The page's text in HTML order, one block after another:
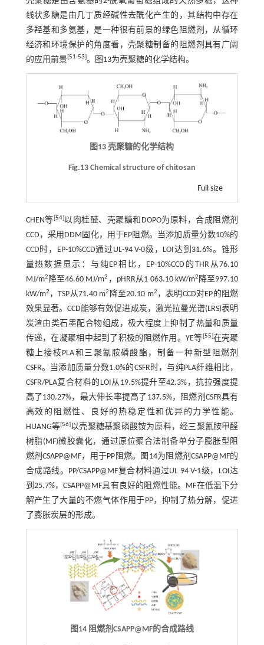
线状多糖是由几丁质经碱性去酰化产生的，其结构中存在
多羟基和多氨基，是一种很有前景的绿色阻燃剂，从循环
经济和环境保护的角度看，壳聚糖制备的阻燃剂具有广阔
的应用前景[ 51-53 。 图13为壳聚糖的化学结构。
图13 壳聚糖的化学结构
Fig.13 Chemical structure of chitosan
Full size
CHEN等[54]以肉桂醛、壳聚糖和DOPO为原料，合成阻燃剂
CCD，采用DDM固化，用于EP阻燃。当添加质量分数10%的
CCD时，EP-10%CCD通过UL-94 V-0级，LOI达到31.6%。锥形
量热数据显示：与纯EP相比，EP-10%CCD的THR从76.10
MJ/m2 降至46.60 MJ/m2 ，pHRR从1 063.10 kW/m2 降至997.10
kW/m2 ，TSP从71.40 m2 降至20.10 m2 ，表明CCD对EP的阻燃
效果显著。CCD能够有效促进成炭，激光拉曼光谱(LRS)表明
炭渣由类石墨配合物组成，极大程度上抑制了热量和质量
传递，在凝聚相中起到了积极的阻燃作用。YE等[55]在壳聚
糖上接枝PLA和三聚氰胺磷酸酯，制备一种新型阻燃剂
CSFR。当添加质量分数1.0%的CSFR时，与纯PLA纤维相比，
CSFR/PLA复合材料的LOI从19.5%提升至42.3%，抗拉强度提
高了130.27%，最大伸长率提高了137.5%，阻燃剂CSFR具有
高效的阻燃性、良好的热稳定性和优异的力学性能。
HUANG等[56]以壳聚糖基聚磷酸铵为原料，经三聚氰胺甲醛
树脂(MF)微胶囊化，通过原位聚合法制备单分子膨胀型阻
燃剂CSAPP@MF，用于PP阻燃。
图14为阻燃剂CSAPP@MF的
合成路线。PP/CSAPP@MF复合材料通过UL 94 V-1级，LOI达
到25.7%，CSAPP@MF具有良好的阻燃性能。MF在低温下分
解产生了大量的不燃气体作用于PP，抑制了热分解，促进
了膨胀炭层的形成。
图14 阻燃剂CSAPP@MF的合成路线